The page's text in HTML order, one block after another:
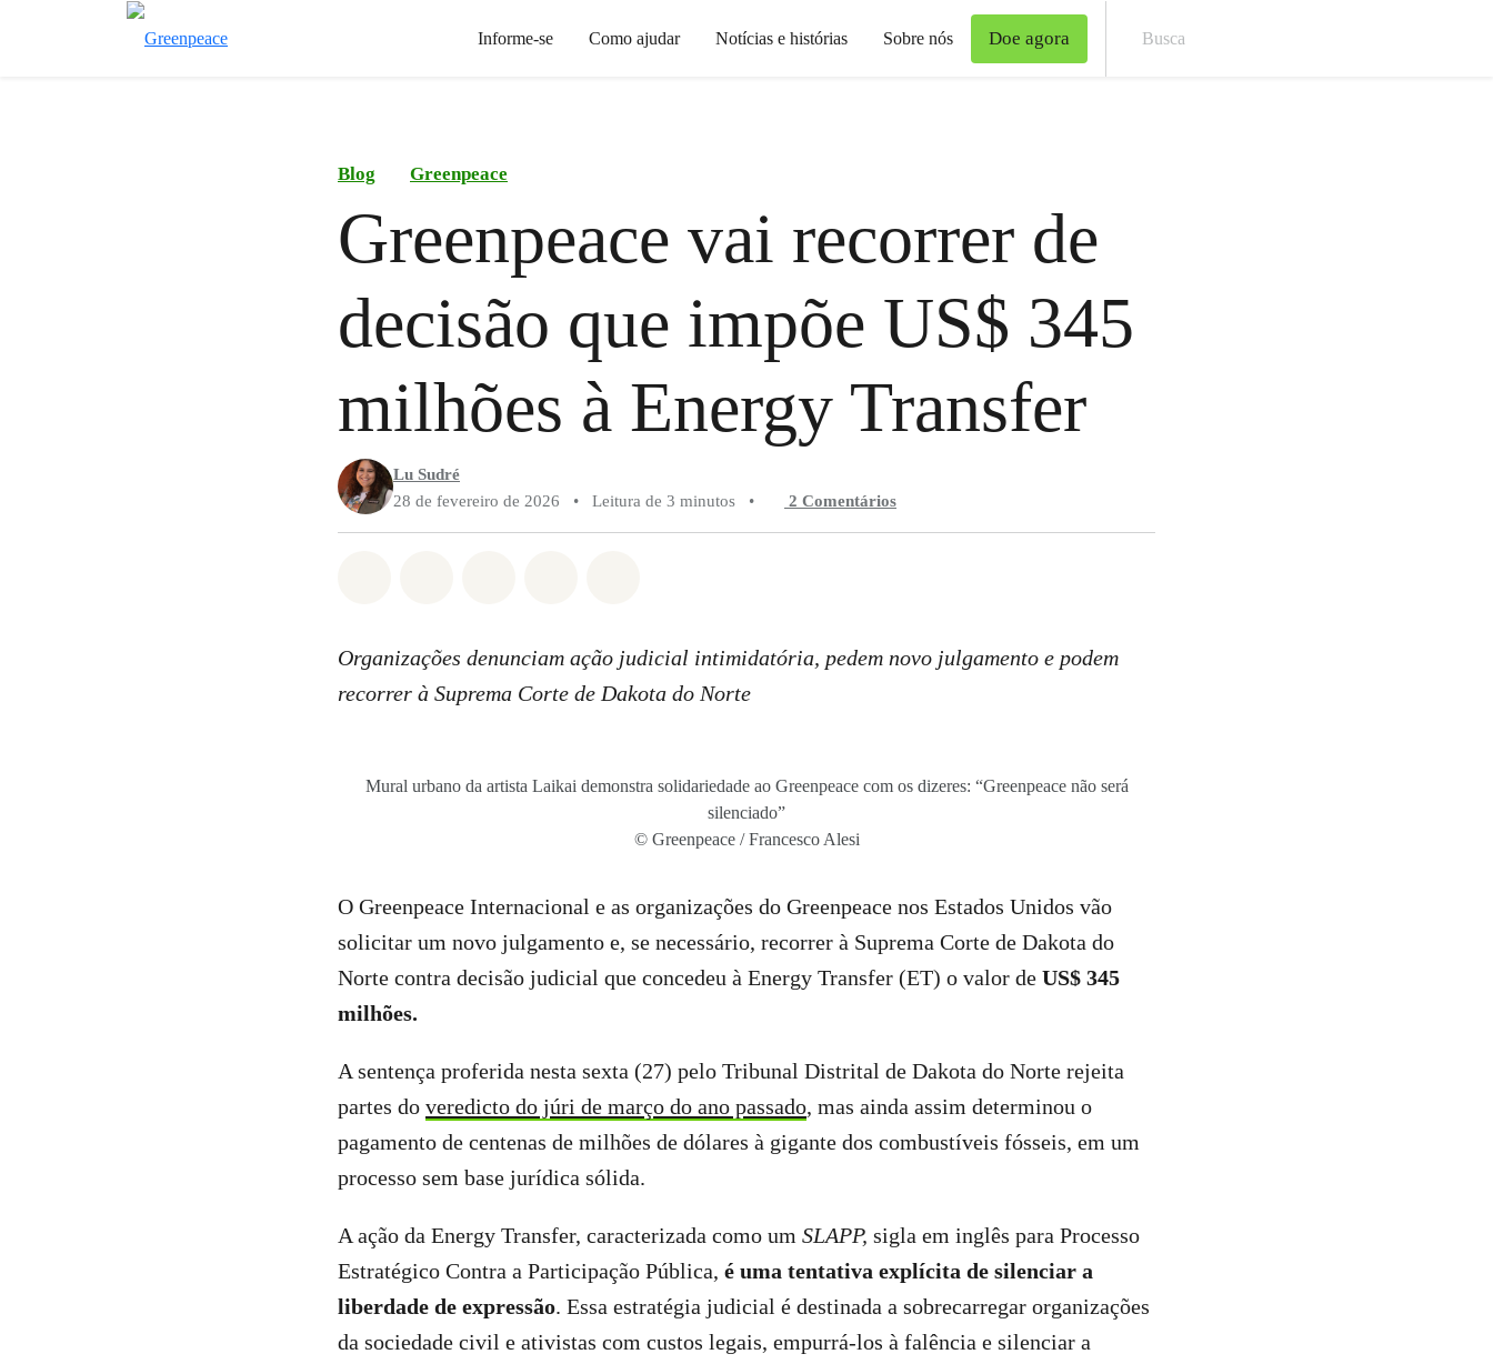
Informe-se Como ajudar Notícias e histórias Sobre nós Doe agora
Blog Greenpeace
Greenpeace vai recorrer de
decisão que impõe US$ 345
milhões à Energy Transfer
Lu Sudré
28 de fevereiro de 2026
• Leitura de 3 minutos • 2 Comentários
Organizações denunciam ação judicial intimidatória, pedem novo julgamento e podem
recorrer à Suprema Corte de Dakota do Norte
Mural urbano da artista Laikai demonstra solidariedade ao Greenpeace com os dizeres: “Greenpeace não será
silenciado”
© Greenpeace / Francesco Alesi
O Greenpeace Internacional e as organizações do Greenpeace nos Estados Unidos vão
solicitar um novo julgamento e, se necessário, recorrer à Suprema Corte de Dakota do
Norte contra decisão judicial que concedeu à Energy Transfer (ET) o valor de US$ 345
milhões.
A sentença proferida nesta sexta (27) pelo Tribunal Distrital de Dakota do Norte rejeita
partes do veredicto do júri de março do ano passado, mas ainda assim determinou o
pagamento de centenas de milhões de dólares à gigante dos combustíveis fósseis, em um
processo sem base jurídica sólida.
A ação da Energy Transfer, caracterizada como um SLAPP, sigla em inglês para Processo
Estratégico Contra a Participação Pública, é uma tentativa explícita de silenciar a
liberdade de expressão. Essa estratégia judicial é destinada a sobrecarregar organizações
da sociedade civil e ativistas com custos legais, empurrá-los à falência e silenciar a